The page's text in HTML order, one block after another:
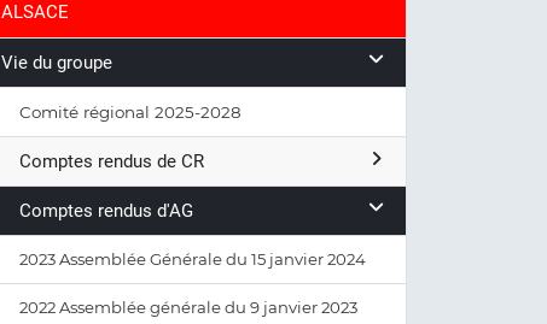
ALSACE
Vie du groupe
Comité régional 2025-2028
Comptes rendus de CR
Comptes rendus d'AG
2023 Assemblée Générale du 15 janvier 2024
2022 Assemblée générale du 9 janvier 2023